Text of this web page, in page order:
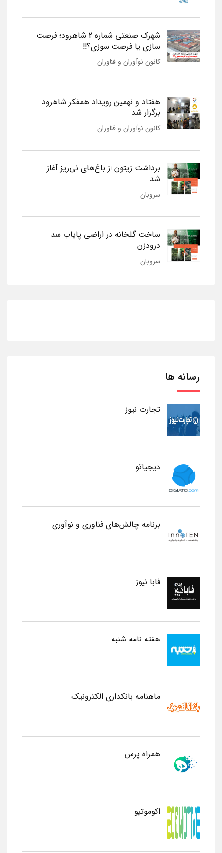
شهرک صنعتی شماره 2 شاهرود؛ فرصت
سازی یا فرصت سوزی؟!!
کانون نوآوران و فناوران
هفتاد و نهمین رویداد همفکر شاهرود
برگزار شد
کانون نوآوران و فناوران
برداشت زیتون از باغ‌های نی‌ریز آغاز
شد
سروبان
ساخت گلخانه در اراضی پایاب سد
درودزن
سروبان
رسانه ها
تجارت نیوز
دیجیاتو
برنامه چالش‌های فناوری و نوآوری
فابا نیوز
هفته نامه شنبه
ماهنامه بانکداری الکترونیک
همراه پرس
اکوموتیو